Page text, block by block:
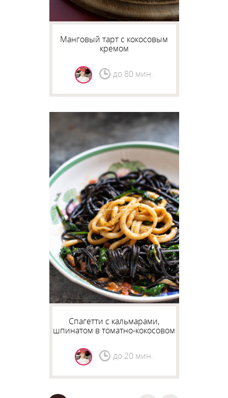
Манговый тарт с кокосовым
кремом
до 80 мин.
Спагетти с кальмарами,
шпинатом в томатно-кокосовом
до 20 мин.